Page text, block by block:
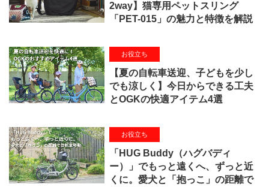
2way】猫専用ペットスリング
「PET-015」の魅力と特徴を解説
お役立ち
【夏の自転車送迎、子どもを少し
でも涼しく】今日からできる工夫
とOGKの快適アイテム4選
お役立ち
「HUG Buddy（ハグバディ
ー）」でもっと遠くへ、ずっと近
くに。愛犬と「抱っこ」の距離で